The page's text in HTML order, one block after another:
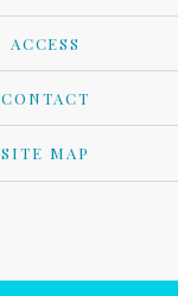
ACCESS
CONTACT
SITE MAP